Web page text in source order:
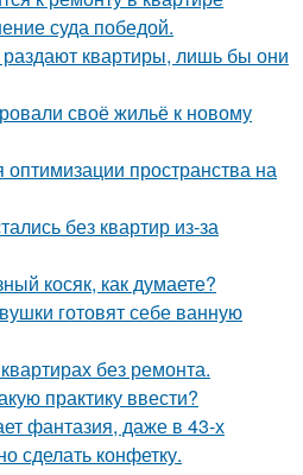
суда победой.
квартиры, лишь бы они
своё жильё к новому
пространства на
без квартир из-за
косяк, как думаете?
готовят себе ванную
без ремонта.
практику ввести?
фантазия, даже в 43-х
сделать конфетку.